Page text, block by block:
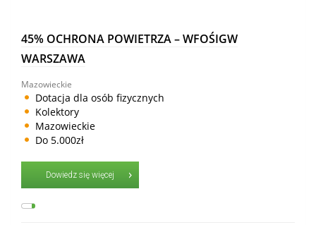
45% OCHRONA POWIETRZA – WFOŚIGW
WARSZAWA
Mazowieckie
Dotacja dla osób fizycznych
Kolektory
Mazowieckie
Do 5.000zł
Dowiedz się więcej